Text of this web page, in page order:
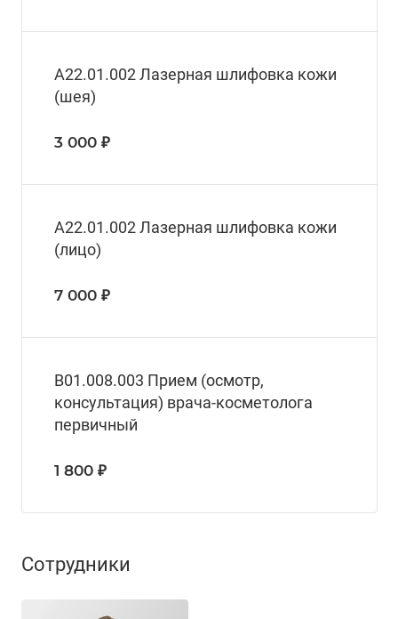
А22.01.002 Лазерная шлифовка кожи
(шея)
3 000 ₽
А22.01.002 Лазерная шлифовка кожи
(лицо)
7 000 ₽
B01.008.003 Прием (осмотр,
консультация) врача-косметолога
первичный
1 800 ₽
Сотрудники